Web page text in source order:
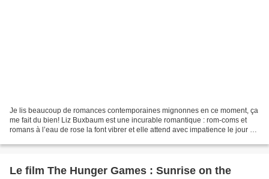
Je lis beaucoup de romances contemporaines mignonnes en ce moment, ça
me fait du bien! Liz Buxbaum est une incurable romantique : rom-coms et
romans à l’eau de rose la font vibrer et elle attend avec impatience le jour où
Le film The Hunger Games : Sunrise on the